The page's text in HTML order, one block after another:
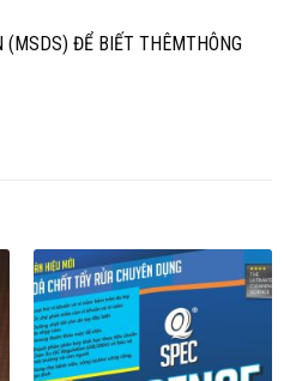
(MSDS) ĐỂ BIẾT THÊMTHÔNG